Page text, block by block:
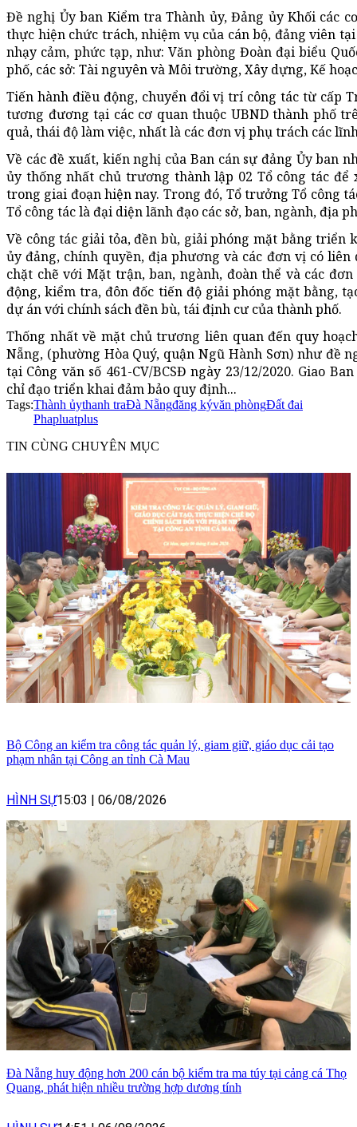
Đề nghị Ủy ban Kiểm tra Thành ủy, Đảng ủy Khối các
thực hiện chức trách, nhiệm vụ của cán bộ, đảng viên
nhạy cảm, phức tạp, như: Văn phòng Đoàn đại biểu
phố, các sở: Tài nguyên và Môi trường, Xây dựng, Kế
Tiến hành điều động, chuyển đổi vị trí công tác từ cấp
tương đương tại các cơ quan thuộc UBND thành phố
quả, thái độ làm việc, nhất là các đơn vị phụ trách các
Về các đề xuất, kiến nghị của Ban cán sự đảng Ủy ban
ủy thống nhất chủ trương thành lập 02 Tổ công tác
trong giai đoạn hiện nay. Trong đó, Tổ trưởng Tổ công
Tổ công tác là đại diện lãnh đạo các sở, ban, ngành, địa
Về công tác giải tỏa, đền bù, giải phóng mặt bằng triển
ủy đảng, chính quyền, địa phương và các đơn vị có
chặt chẽ với Mặt trận, ban, ngành, đoàn thể và các
động, kiểm tra, đôn đốc tiến độ giải phóng mặt bằng,
dự án với chính sách đền bù, tái định cư của thành phố.
Thống nhất về mặt chủ trương liên quan đến quy
Nẵng, (phường Hòa Quý, quận Ngũ Hành Sơn) như đề
tại Công văn số 461-CV/BCSĐ ngày 23/12/2020. Giao
chỉ đạo triển khai đảm bảo quy định...
Tags:Thành ủythanh traĐà Nẵngđăng kývăn phòngĐất đai
Phapluatplus
TIN CÙNG CHUYÊN MỤC
Bộ Công an kiểm tra công tác quản lý, giam giữ, giáo dục cải tạo
phạm nhân tại Công an tỉnh Cà Mau
HÌNH SỰ15:03 06/08/2026
Đà Nẵng huy động hơn 200 cán bộ kiểm tra ma túy tại cảng cá Thọ
Quang, phát hiện nhiều trường hợp dương tính